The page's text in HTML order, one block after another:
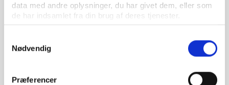
data med andre oplysninger, du har givet dem, eller som
de har indsamlet fra din brug af deres tjenester.
Nødvendig
Præferencer